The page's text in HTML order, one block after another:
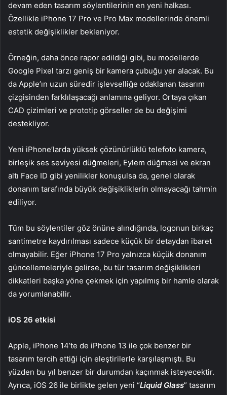
devam eden tasarım söylentilerinin en yeni halkası.
Özellikle iPhone 17 Pro ve Pro Max modellerinde önemli
estetik değişiklikler bekleniyor.
Örneğin, daha önce rapor edildiği gibi, bu modellerde
Google Pixel tarzı geniş bir kamera çubuğu yer alacak. Bu
da Apple’ın uzun süredir işlevselliğe odaklanan tasarım
çizgisinden farklılaşacağı anlamına geliyor. Ortaya çıkan
CAD çizimleri ve prototip görseller de bu değişimi
destekliyor.
Yeni iPhone’larda yüksek çözünürlüklü telefoto kamera,
birleşik ses seviyesi düğmeleri, Eylem düğmesi ve ekran
altı Face ID gibi yenilikler konuşulsa da, genel olarak
donanım tarafında büyük değişikliklerin olmayacağı tahmin
ediliyor.
Tüm bu söylentiler göz önüne alındığında, logonun birkaç
santimetre kaydırılması sadece küçük bir detaydan ibaret
olmayabilir. Eğer iPhone 17 Pro yalnızca küçük donanım
güncellemeleriyle gelirse, bu tür tasarım değişiklikleri
dikkatleri başka yöne çekmek için yapılmış bir hamle olarak
da yorumlanabilir.
iOS 26 etkisi
Apple, iPhone 14’te de iPhone 13 ile çok benzer bir
tasarım tercih ettiği için eleştirilerle karşılaşmıştı. Bu
yüzden bu yıl benzer bir durumdan kaçınmak isteyecektir.
Ayrıca, iOS 26 ile birlikte gelen yeni “Liquid Glass” tasarım